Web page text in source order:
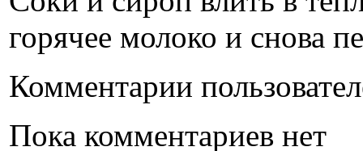
горячее молоко и снова
Комментарии
Пока комментариев нет